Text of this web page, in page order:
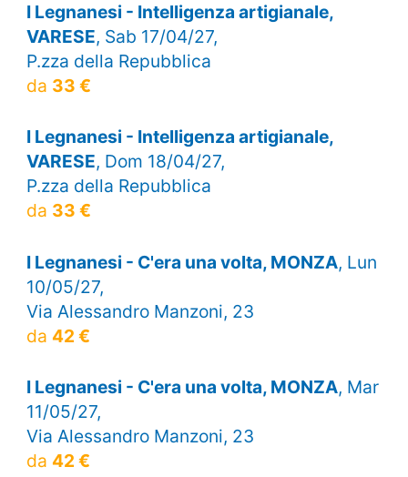
I Legnanesi - Intelligenza artigianale,
VARESE, Sab 17/04/27,
P.zza della Repubblica
da 33 €
I Legnanesi - Intelligenza artigianale,
VARESE, Dom 18/04/27,
P.zza della Repubblica
da 33 €
I Legnanesi - C'era una volta, MONZA, Lun
10/05/27,
Via Alessandro Manzoni, 23
da 42 €
I Legnanesi - C'era una volta, MONZA, Mar
11/05/27,
Via Alessandro Manzoni, 23
da 42 €